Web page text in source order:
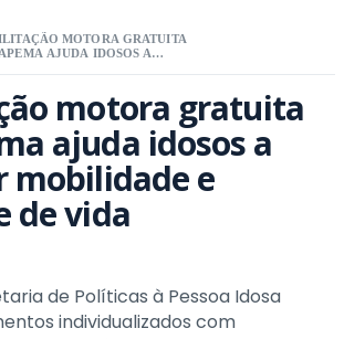
MOTORA GRATUITA
AJUDA IDOSOS A
motora gratuita
ajuda idosos a
mobilidade e
de vida
de Políticas à Pessoa Idosa
individualizados com